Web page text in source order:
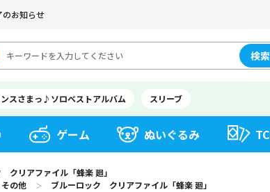
のお知らせ
検索
スさまっ♪ソロベストアルバム スリーブ
ゲーム ぬいぐるみ
クリアファイル「蜂楽 廻」
その他 ＞ ブルーロック クリアファイル「蜂楽 廻」